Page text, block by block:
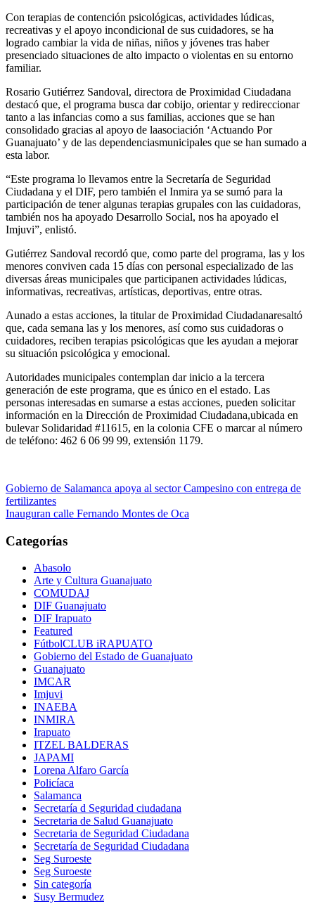
Con terapias de contención psicológicas, actividades lúdicas,
recreativas y el apoyo incondicional de sus cuidadores, se ha
logrado cambiar la vida de niñas, niños y jóvenes tras haber
presenciado situaciones de alto impacto o violentas en su entorno
familiar.
Rosario Gutiérrez Sandoval, directora de Proximidad Ciudadana
destacó que, el programa busca dar cobijo, orientar y redireccionar
tanto a las infancias como a sus familias, acciones que se han
consolidado gracias al apoyo de laasociación ‘Actuando Por
Guanajuato’ y de las dependenciasmunicipales que se han sumado a
esta labor.
“Este programa lo llevamos entre la Secretaría de Seguridad
Ciudadana y el DIF, pero también el Inmira ya se sumó para la
participación de teneralgunas terapias grupales con las cuidadoras,
también nos ha apoyado Desarrollo Social, nos ha apoyado el
Imjuvi”, enlistó.
Gutiérrez Sandoval recordó que, como parte del programa, las y los
menores conviven cada 15 días con personal especializado de las
diversas áreas municipales que participanen actividades lúdicas,
informativas, recreativas, artísticas, deportivas, entre otras.
Aunado a estas acciones, la titular de Proximidad Ciudadanaresaltó
que, cada semana las y los menores, así como sus cuidadoras o
cuidadores, reciben terapias psicológicas que les ayudan a mejorar
su situación psicológica y emocional.
Autoridades municipales contemplan dar inicio a la tercera
generación de este programa, que es único en el estado. Las
personas interesadas en sumarse a estas acciones, pueden solicitar
información en la Dirección de Proximidad Ciudadana,ubicada en
bulevar Solidaridad #11615, en la colonia CFE o marcar al número
de teléfono: 462 6 06 99 99, extensión 1179.
Navegación
de
Gobierno de Salamanca apoya al sector Campesino con entrega de
fertilizantes
Inauguran calle Fernando Montes de Oca
Categorías
Abasolo
Arte y Cultura Guanajuato
COMUDAJ
DIF Guanajuato
DIF Irapuato
Featured
FútbolCLUB iRAPUATO
Gobierno del Estado de Guanajuato
Guanajuato
IMCAR
Imjuvi
INAEBA
INMIRA
Irapuato
ITZEL BALDERAS
JAPAMI
Lorena Alfaro García
Policíaca
Salamanca
Secretaría d Seguridad ciudadana
Secretaria de Salud Guanajuato
Secretaria de Seguridad Ciudadana
Secretaría de Seguridad Ciudadana
Seg Suroeste
Seg Suroeste
Sin categoría
Susy Bermudez